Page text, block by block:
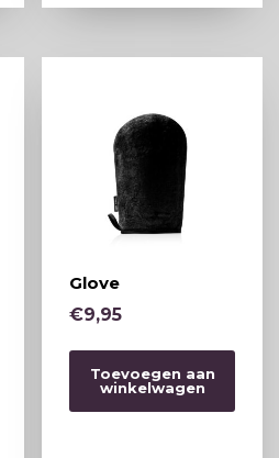
Glove
€9,95
Toevoegen aan
winkelwagen